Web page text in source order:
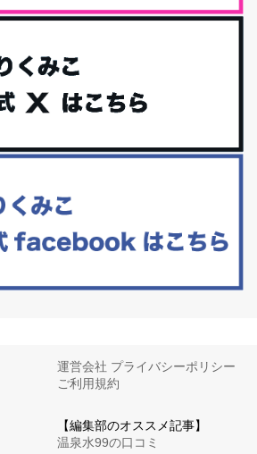
に購入している「楽天ふるさと納税」の返
す。今までいろ...
るために今できる５つのこと。
の整え方。 私も気づけばアラフィフ、これ
だ...
代人に足りないのは海藻！
らす。&n...
運営会社 プライバシーポリシー
ご利用規約
【編集部のオススメ記事】
温泉水99の口コミ